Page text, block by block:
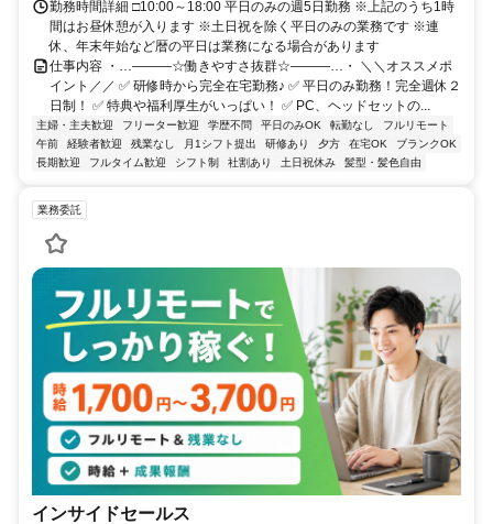
勤務時間詳細 □10:00～18:00 平日のみの週5日勤務 ※上記のうち1時
間はお昼休憩が入ります ※土日祝を除く平日のみの業務です ※連
休、年末年始など暦の平日は業務になる場合があります
仕事内容 ・…―――☆働きやすさ抜群☆―――…・ ＼＼オススメポ
イント／／ ✅ 研修時から完全在宅勤務♪ ✅ 平日のみ勤務！完全週休２
日制！ ✅ 特典や福利厚生がいっぱい！ ✅ PC、ヘッドセットの...
主婦・主夫歓迎 フリーター歓迎 学歴不問 平日のみOK 転勤なし
フルリモート
午前
経験者歓迎 残業なし 月1シフト提出 研修あり 夕方 在宅OK
ブランクOK
長期歓迎
フルタイム歓迎 シフト制 社割あり 土日祝休み 髪型・髪色自由
業務委託
インサイドセールス